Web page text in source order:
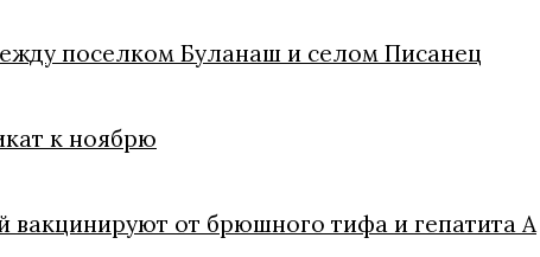
поселком Буланаш и селом Писанец
к ноябрю
от брюшного тифа и гепатита А